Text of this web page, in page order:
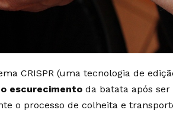
CRISPR (uma tecnologia de
o escurecimento da batata após ser
o processo de colheita e